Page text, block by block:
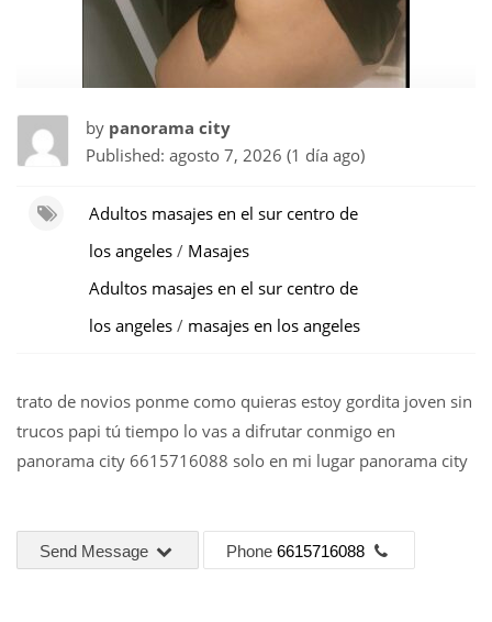
by panorama city
Published: agosto 7, 2026 (1 día ago)
Adultos masajes en el sur centro de
los angeles/ Masajes
Adultos masajes en el sur centro de
los angeles/ masajes en los angeles
trato de novios ponme como quieras estoy gordita joven sin
trucos papi tú tiempo lo vas a difrutar conmigo en
panorama city 6615716088 solo en mi lugar panorama city
Send Message Phone 6615716088